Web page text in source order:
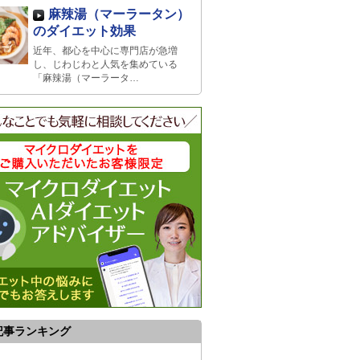
麻辣湯（マーラータン）
のダイエット効果
近年、都心を中心に専門店が急増
し、じわじわと人気を集めている
「麻辣湯（マーラータ…
事ランキング